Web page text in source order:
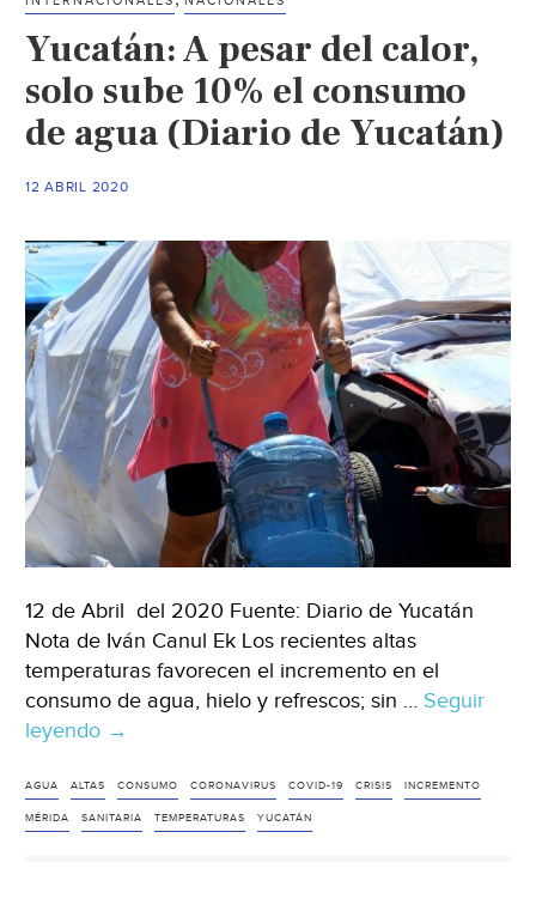
Yucatán: A pesar del calor,
solo sube 10% el consumo
de agua (Diario de Yucatán)
12 ABRIL 2020
12 de Abril del 2020 Fuente: Diario de Yucatán
Nota de Iván Canul Ek Los recientes altas
temperaturas favorecen el incremento en el
consumo de agua, hielo y refrescos; sin … Seguir
leyendo Yucatán:
pesar
del
→
AGUA ALTAS CONSUMO CORONAVIRUS COVID-19 CRISIS INCREMENTO
MÉRIDA SANITARIA TEMPERATURAS YUCATÁN